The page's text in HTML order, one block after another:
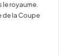
le royaume.
de la Coupe